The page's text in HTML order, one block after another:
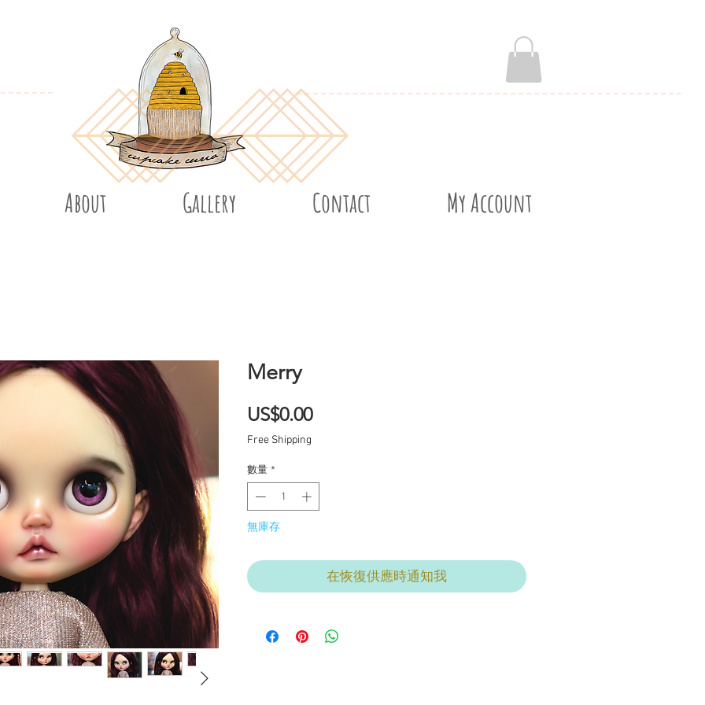
About Gallery Contact My Account
Merry
US$0.00價
Free Shipping
數量 *
無庫存
在恢復供應時通知我